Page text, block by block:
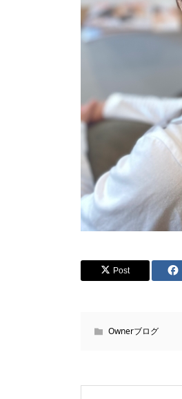
Post
Ownerブログ